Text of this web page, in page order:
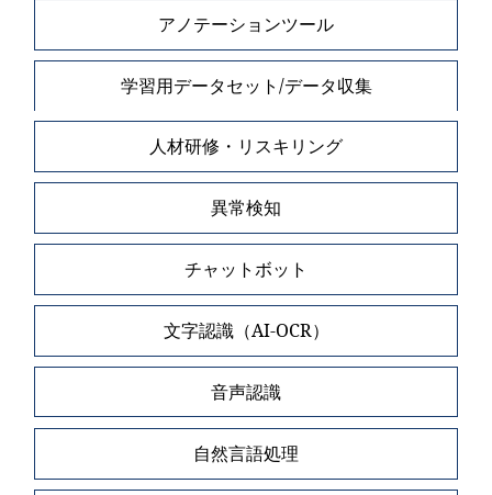
アノテーションツール
学習用データセット/データ収集
人材研修・リスキリング
異常検知
チャットボット
文字認識（AI-OCR）
音声認識
自然言語処理